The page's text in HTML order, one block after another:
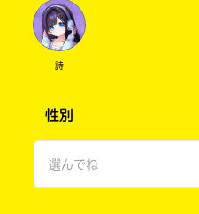
詩
性別
選んでね